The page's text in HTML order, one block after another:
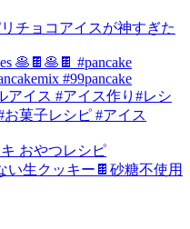
チョコアイスが神すぎた
🥞🍫🥞🍫 #pancake
#99pancake
アイス #アイス作り#レシ
お菓子レシピ #アイス
おやつレシピ
い生クッキー🍫砂糖不使用